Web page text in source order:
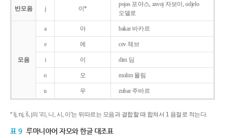
반모음 j 이*
pojas 포야스, zavoj 자보이, odjelo
오델로
모음
a 아 bakar 바카르
e 에 cev 체브
i 이 dim 딤
o 오 molim 몰림
u 우 zubar 주바르
* lj, nj, š, j의 '리, 니, 시, 이'는 뒤따르는 모음과 결합할 때 합쳐서 1 음절로 적는다.
표 9 루마니아어 자모와 한글 대조표